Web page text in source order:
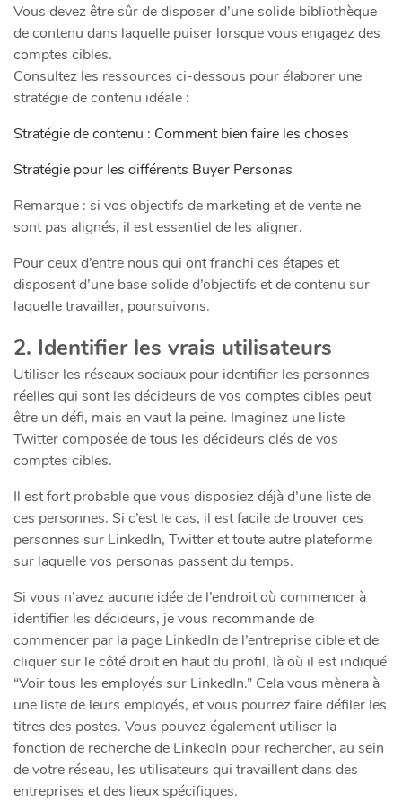
Vous devez être sûr de disposer d’une solide bibliothèque
de contenu dans laquelle puiser lorsque vous engagez des
comptes cibles.
Consultez les ressources ci-dessous pour élaborer une
stratégie de contenu idéale :
Stratégie de contenu : Comment bien faire les choses
Stratégie pour les différents Buyer Personas
Remarque : si vos objectifs de marketing et de vente ne
sont pas alignés, il est essentiel de les aligner.
Pour ceux d’entre nous qui ont franchi ces étapes et
disposent d’une base solide d’objectifs et de contenu sur
laquelle travailler, poursuivons.
2. Identifier les vrais utilisateurs
Utiliser les réseaux sociaux pour identifier les personnes
réelles qui sont les décideurs de vos comptes cibles peut
être un défi, mais en vaut la peine. Imaginez une liste
Twitter composée de tous les décideurs clés de vos
comptes cibles.
Il est fort probable que vous disposiez déjà d’une liste de
ces personnes. Si c’est le cas, il est facile de trouver ces
personnes sur LinkedIn, Twitter et toute autre plateforme
sur laquelle vos personas passent du temps.
Si vous n’avez aucune idée de l’endroit où commencer à
identifier les décideurs, je vous recommande de
commencer par la page LinkedIn de l’entreprise cible et de
cliquer sur le côté droit en haut du profil, là où il est indiqué
“Voir tous les employés sur LinkedIn.” Cela vous mènera à
une liste de leurs employés, et vous pourrez faire défiler les
titres des postes. Vous pouvez également utiliser la
fonction de recherche de LinkedIn pour rechercher, au sein
de votre réseau, les utilisateurs qui travaillent dans des
entreprises et des lieux spécifiques.